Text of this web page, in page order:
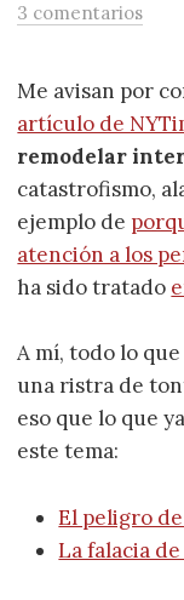
3 comentarios
Me avisan por
artículo de
remodelar
catastrofismo,
ejemplo de
atención a los
ha sido tratado
A mí, todo lo
una ristra de
eso que lo que
este tema:
El peligro
La falacia